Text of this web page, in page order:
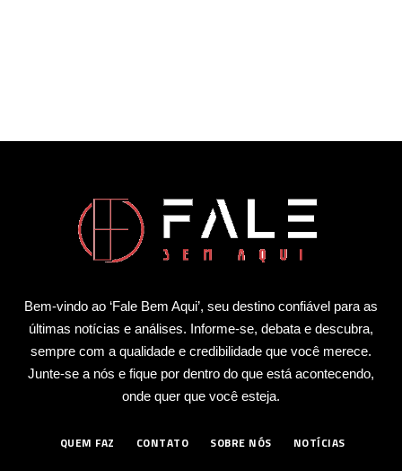
Bem-vindo ao ‘Fale Bem Aqui’, seu destino confiável para as
últimas notícias e análises. Informe-se, debata e descubra,
sempre com a qualidade e credibilidade que você merece.
Junte-se a nós e fique por dentro do que está acontecendo,
onde quer que você esteja.
QUEM FAZ CONTATO SOBRE NÓS NOTÍCIAS